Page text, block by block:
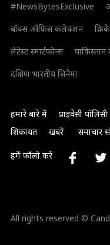
#NewsBytesExclusive
बॉक्स ऑफिस कलेक्शन
लेटेस्ट स्मार्टफोन्स
पाकिस्तान
दक्षिण भारतीय सिनेमा
हमारे बारे में प्राइवेसी पॉलिसी
शिकायत
खबरें समाचार
हमें फॉलो करें
All rights reserved ©